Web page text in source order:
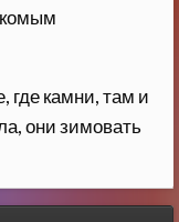
где камни, там и
они зимовать